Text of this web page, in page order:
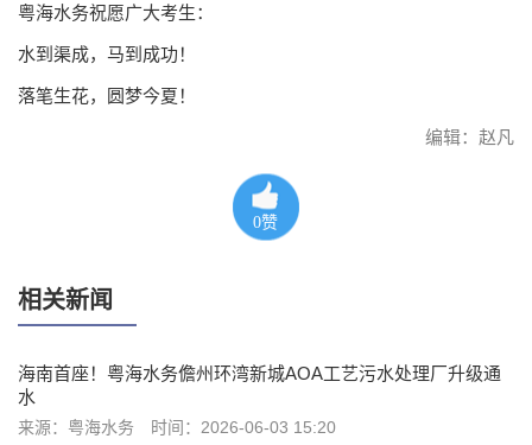
粤海水务祝愿广大考生：
水到渠成，马到成功！
落笔生花，圆梦今夏！
编辑：赵凡
0赞
相关新闻
海南首座！粤海水务儋州环湾新城AOA工艺污水处理厂升级通
水
来源：粤海水务 时间：2026-06-03 15:20